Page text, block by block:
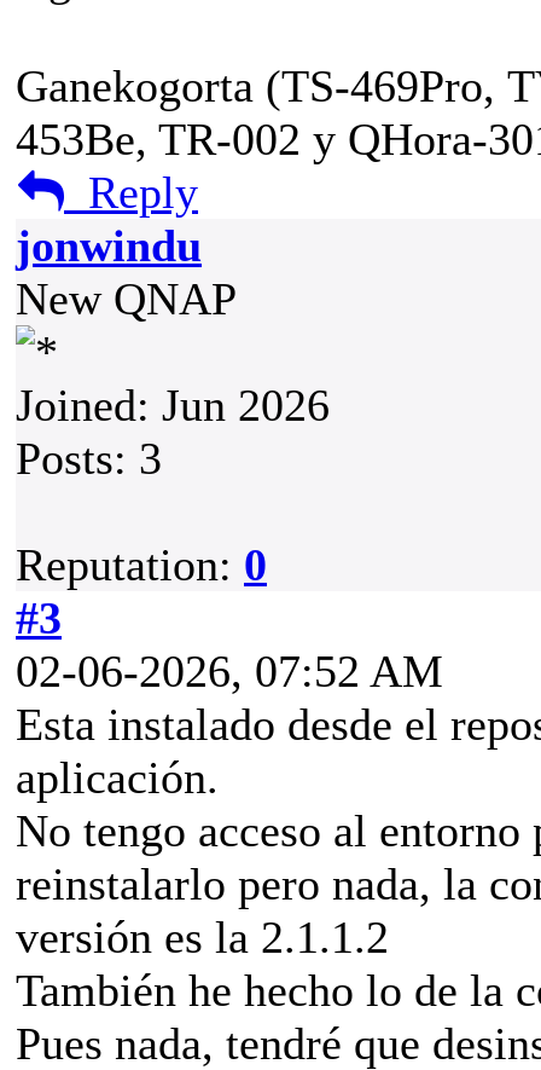
Ganekogorta (TS-469Pro,
453Be, TR-002 y QHora-
Reply
jonwindu
New QNAP
Joined: Jun 2026
Posts: 3
Reputation: 0
#3
02-06-2026, 07:52 AM
Esta instalado desde el
aplicación.
No tengo acceso al
reinstalarlo pero nada, la
versión es la 2.1.1.2
También he hecho lo de la
Pues nada, tendré que